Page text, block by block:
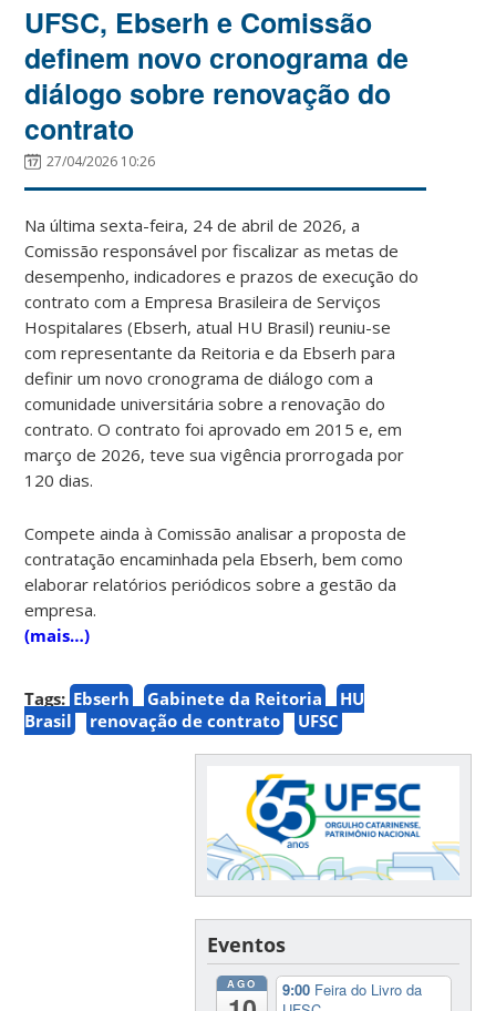
UFSC, Ebserh e Comissão
definem novo cronograma de
diálogo sobre renovação do
contrato
27/04/2026 10:26
Na última sexta-feira, 24 de abril de 2026, a
Comissão responsável por fiscalizar as metas de
desempenho, indicadores e prazos de execução do
contrato com a Empresa Brasileira de Serviços
Hospitalares (Ebserh, atual HU Brasil) reuniu-se
com representante da Reitoria e da Ebserh para
definir um novo cronograma de diálogo com a
comunidade universitária sobre a renovação do
contrato. O contrato foi aprovado em 2015 e, em
março de 2026, teve sua vigência prorrogada por
120 dias.
Compete ainda à Comissão analisar a proposta de
contratação encaminhada pela Ebserh, bem como
elaborar relatórios periódicos sobre a gestão da
empresa.
(mais…)
Tags: Ebserh Gabinete da Reitoria
HU
Brasil
renovação de contrato UFSC
Eventos
AGO 9:00 Feira do Livro da